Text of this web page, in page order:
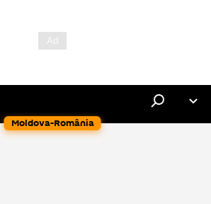
Moldova-România